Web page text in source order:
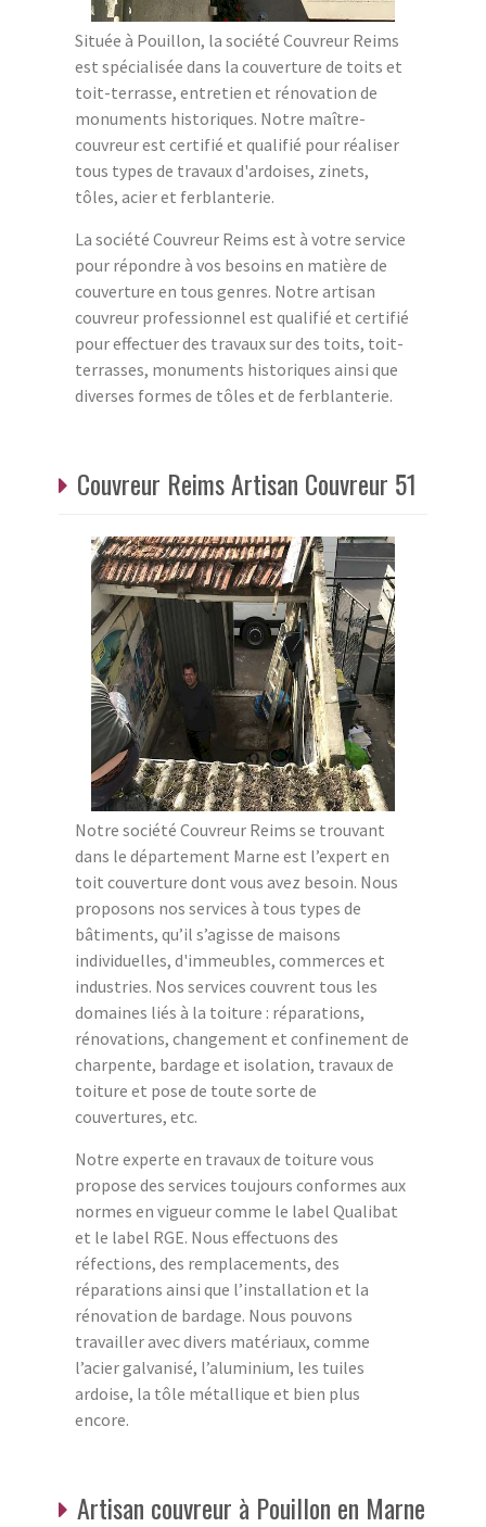
Située à Pouillon, la société Couvreur Reims
est spécialisée dans la couverture de toits et
toit-terrasse, entretien et rénovation de
monuments historiques. Notre maître-
couvreur est certifié et qualifié pour réaliser
tous types de travaux d'ardoises, zinets,
tôles, acier et ferblanterie.
La société Couvreur Reims est à votre service
pour répondre à vos besoins en matière de
couverture en tous genres. Notre artisan
couvreur professionnel est qualifié et certifié
pour effectuer des travaux sur des toits, toit-
terrasses, monuments historiques ainsi que
diverses formes de tôles et de ferblanterie.
Couvreur Reims Artisan Couvreur 51
Notre société Couvreur Reims se trouvant
dans le département Marne est l’expert en
toit couverture dont vous avez besoin. Nous
proposons nos services à tous types de
bâtiments, qu’il s’agisse de maisons
individuelles, d'immeubles, commerces et
industries. Nos services couvrent tous les
domaines liés à la toiture : réparations,
rénovations, changement et confinement de
charpente, bardage et isolation, travaux de
toiture et pose de toute sorte de
couvertures, etc.
Notre experte en travaux de toiture vous
propose des services toujours conformes aux
normes en vigueur comme le label Qualibat
et le label RGE. Nous effectuons des
réfections, des remplacements, des
réparations ainsi que l’installation et la
rénovation de bardage. Nous pouvons
travailler avec divers matériaux, comme
l’acier galvanisé, l’aluminium, les tuiles
ardoise, la tôle métallique et bien plus
encore.
Artisan couvreur à Pouillon en Marne